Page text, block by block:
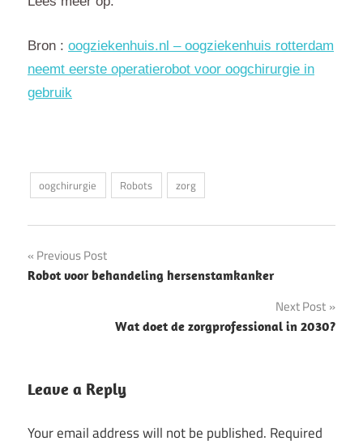
Bron : oogziekenhuis.nl – oogziekenhuis rotterdam
neemt eerste operatierobot voor oogchirurgie in
gebruik
oogchirurgie Robots zorg
Post
navigation
Previous Post
Robot voor behandeling hersenstamkanker
Next Post
Wat doet de zorgprofessional in 2030?
Leave a Reply
Your email address will not be published. Required